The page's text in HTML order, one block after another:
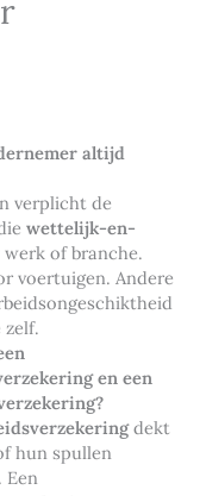
altijd
verplicht de
wettelijk-en-
of branche.
voertuigen. Andere
zelf.
en een
dekt
hun spullen